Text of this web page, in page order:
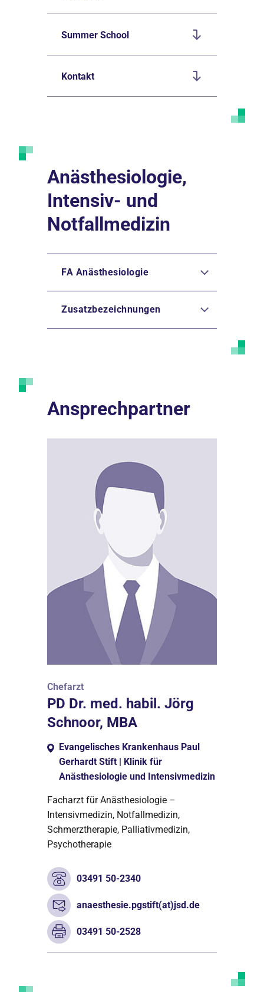
Summer School
Kontakt
Anästhesiologie,
Intensiv- und
Notfallmedizin
FA Anästhesiologie
Zusatzbezeichnungen
Ansprechpartner
Chefarzt
PD Dr. med. habil. Jörg
Schnoor, MBA
Evangelisches Krankenhaus Paul
Gerhardt Stift | Klinik für
Anästhesiologie und Intensivmedizin
Facharzt für Anästhesiologie –
Intensivmedizin, Notfallmedizin,
Schmerztherapie, Palliativmedizin,
Psychotherapie
03491 50-2340
anaesthesie.pgstift(at)jsd.de
03491 50-2528